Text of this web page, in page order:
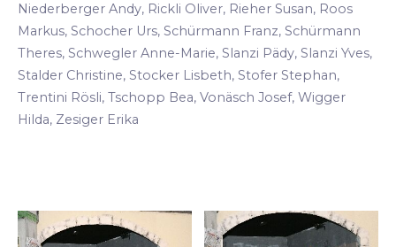
Niederberger Andy, Rickli Oliver, Rieher Susan, Roos
Markus, Schocher Urs, Schürmann Franz, Schürmann
Theres, Schwegler Anne-Marie, Slanzi Pädy, Slanzi Yves,
Stalder Christine, Stocker Lisbeth, Stofer Stephan,
Trentini Rösli, Tschopp Bea, Vonäsch Josef, Wigger
Hilda, Zesiger Erika